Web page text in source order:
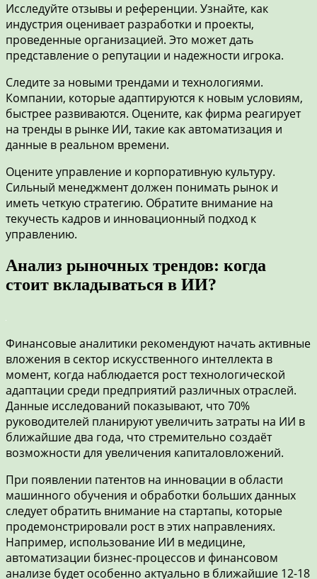
Исследуйте отзывы и референции. Узнайте, как
индустрия оценивает разработки и проекты,
проведенные организацией. Это может дать
представление о репутации и надежности игрока.
Следите за новыми трендами и технологиями.
Компании, которые адаптируются к новым условиям,
быстрее развиваются. Оцените, как фирма реагирует
на тренды в рынке ИИ, такие как автоматизация и
данные в реальном времени.
Оцените управление и корпоративную культуру.
Сильный менеджмент должен понимать рынок и
иметь четкую стратегию. Обратите внимание на
текучесть кадров и инновационный подход к
управлению.
Анализ рыночных трендов: когда
стоит вкладываться в ИИ?
Финансовые аналитики рекомендуют начать активные
вложения в сектор искусственного интеллекта в
момент, когда наблюдается рост технологической
адаптации среди предприятий различных отраслей.
Данные исследований показывают, что 70%
руководителей планируют увеличить затраты на ИИ в
ближайшие два года, что стремительно создаёт
возможности для увеличения капиталовложений.
При появлении патентов на инновации в области
машинного обучения и обработки больших данных
следует обратить внимание на стартапы, которые
продемонстрировали рост в этих направлениях.
Например, использование ИИ в медицине,
автоматизации бизнес-процессов и финансовом
анализе будет особенно актуально в ближайшие 12-18